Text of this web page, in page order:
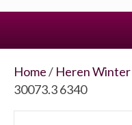
Home/ Heren Winter
30073.3 6340